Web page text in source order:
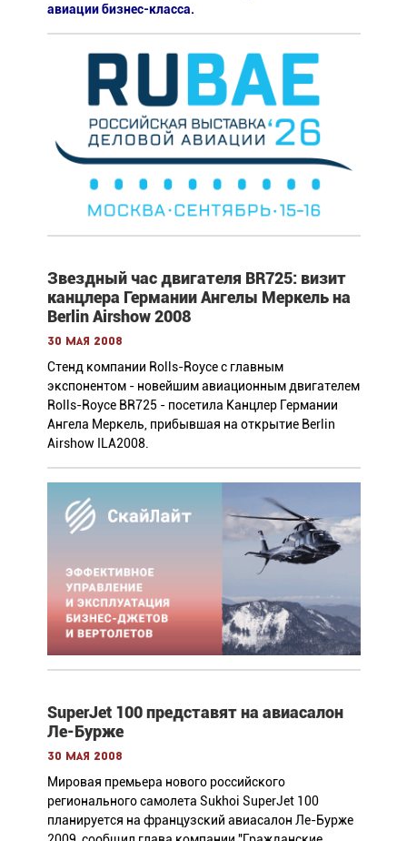
авиации бизнес-класса.
Звездный час двигателя BR725: визит
канцлера Германии Ангелы Меркель на
Berlin Airshow 2008
30 мая 2008
Стенд компании Rolls-Royce с главным
экспонентом - новейшим авиационным двигателем
Rolls-Royce BR725 - посетила Канцлер Германии
Ангела Меркель, прибывшая на открытие Berlin
Airshow ILA2008.
SuperJet 100 представят на авиасалон
Ле-Бурже
30 мая 2008
Мировая премьера нового российского
регионального самолета Sukhoi SuperJet 100
планируется на французский авиасалон Ле-Бурже